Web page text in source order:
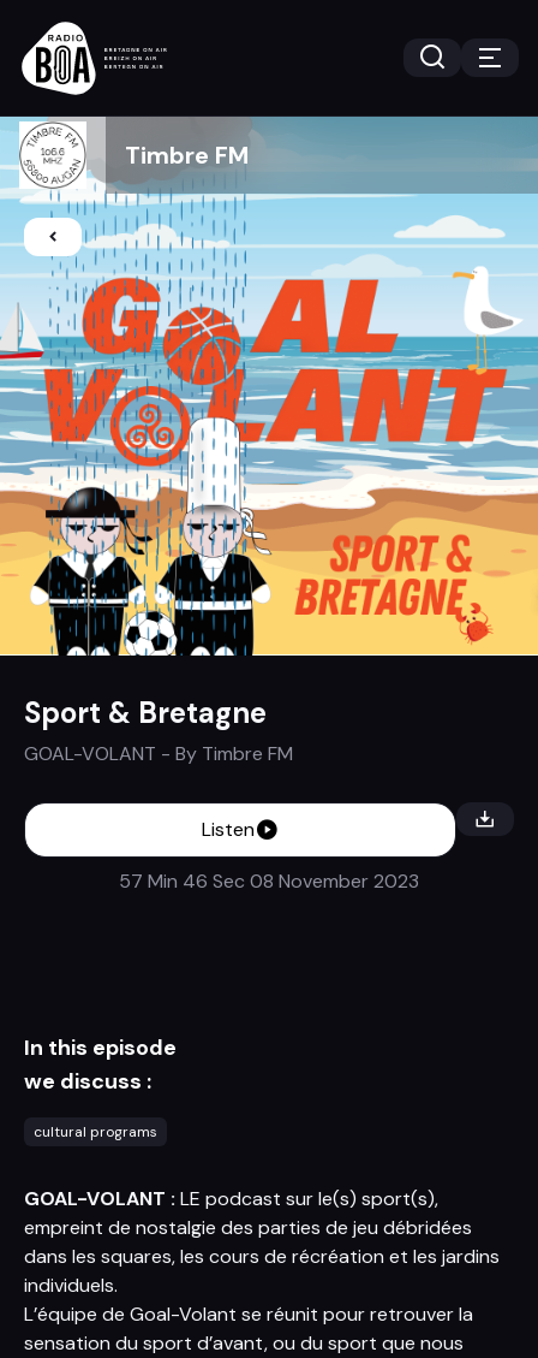
Timbre FM
Sport & Bretagne
GOAL-VOLANT - By Timbre FM
Listen
57 Min 46 Sec 08 November 2023
In this episode
we discuss :
cultural programs
GOAL-VOLANT : LE podcast sur le(s) sport(s),
empreint de nostalgie des parties de jeu débridées
dans les squares, les cours de récréation et les jardins
individuels.
L’équipe de Goal-Volant se réunit pour retrouver la
sensation du sport d’avant, ou du sport que nous